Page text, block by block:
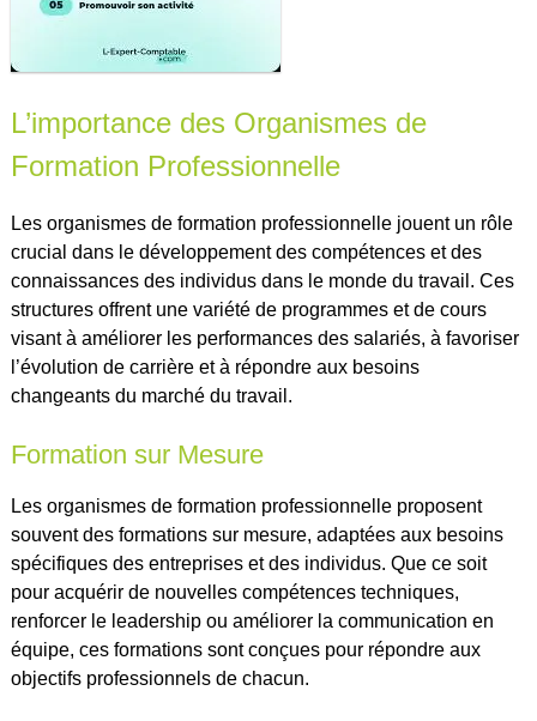
L’importance des Organismes de
Formation Professionnelle
Les organismes de formation professionnelle jouent un rôle
crucial dans le développement des compétences et des
connaissances des individus dans le monde du travail. Ces
structures offrent une variété de programmes et de cours
visant à améliorer les performances des salariés, à favoriser
l’évolution de carrière et à répondre aux besoins
changeants du marché du travail.
Formation sur Mesure
Les organismes de formation professionnelle proposent
souvent des formations sur mesure, adaptées aux besoins
spécifiques des entreprises et des individus. Que ce soit
pour acquérir de nouvelles compétences techniques,
renforcer le leadership ou améliorer la communication en
équipe, ces formations sont conçues pour répondre aux
objectifs professionnels de chacun.